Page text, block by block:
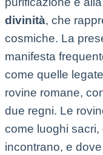
divinità, che
cosmiche. La
manifesta
come quelle
rovine romane,
due regni. Le
come luoghi
incontrano, e